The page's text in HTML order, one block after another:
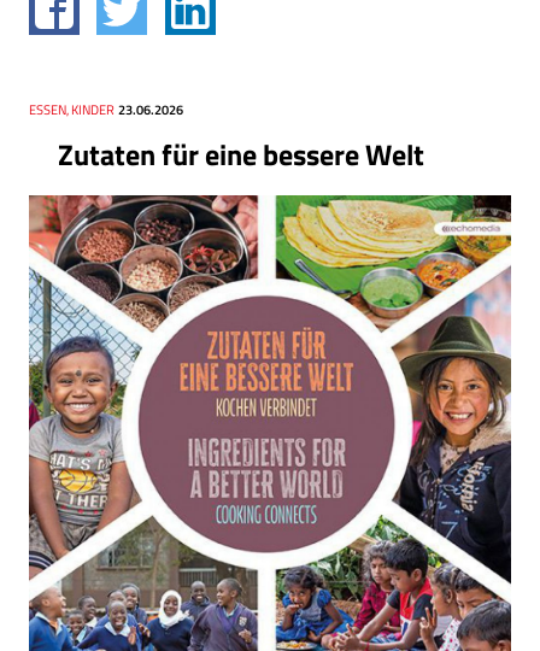
Zutaten für eine bessere Welt
Thema
ESSEN, KINDER
Datum 23.06.2026